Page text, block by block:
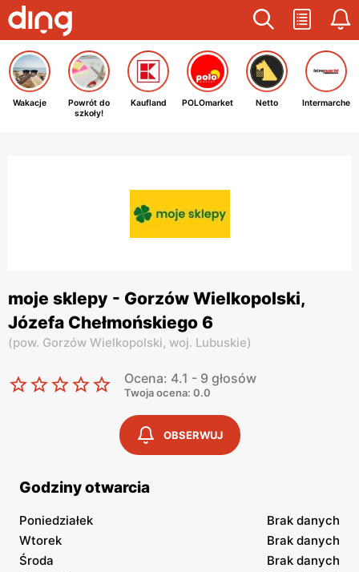
Wakacje
Powrót do
szkoły!
Kaufland POLOmarket Netto Intermarche
moje sklepy - Gorzów Wielkopolski,
Józefa Chełmońskiego 6
(pow. Gorzów Wielkopolski, woj. Lubuskie)
Ocena: 4.1 - 9 głosów
Twoja ocena: 0.0
OBSERWUJ
Godziny otwarcia
Poniedziałek
Brak danych
Wtorek
Brak danych
Środa
Brak danych